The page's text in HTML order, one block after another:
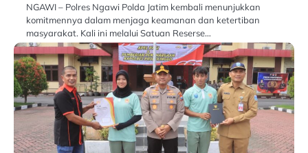
NGAWI – Polres Ngawi Polda Jatim kembali menunjukkan
komitmennya dalam menjaga keamanan dan ketertiban
masyarakat. Kali ini melalui Satuan Reserse…